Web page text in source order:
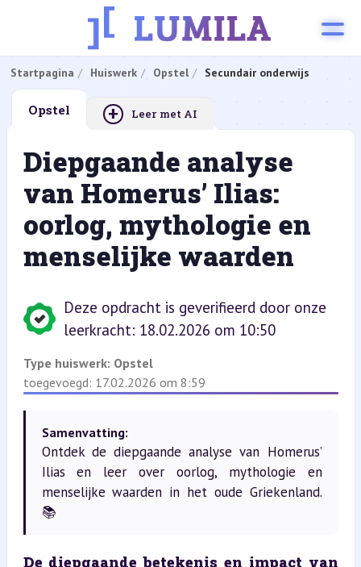
Startpagina Huiswerk Opstel Secundair onderwijs
Opstel + Leer met AI
Diepgaande analyse
van Homerus’ Ilias:
oorlog, mythologie en
menselijke waarden
Deze opdracht is geverifieerd door onze
leerkracht: 18.02.2026 om 10:50
Type huiswerk: Opstel
toegevoegd: 17.02.2026 om 8:59
Samenvatting:
Ontdek de diepgaande analyse van Homerus’
Ilias en leer over oorlog, mythologie en
menselijke waarden in het oude Griekenland.
📚
De diepgaande betekenis en impact van